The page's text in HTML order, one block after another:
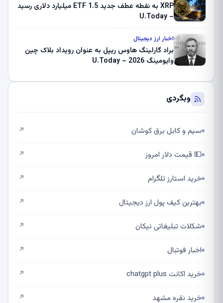
XRP به نقطه عطف جدید ETF 1.5 میلیارد دلاری رسید
– U.Today
اخبار ارز دیجیتال
براد گارلینگ هاوس ریپل به عنوان رویداد بلاک چین
وایومینگ 2026 – U.Today
وبگردی
سیم و کابل برق کوشان ↗
💵 قیمت دلار امروز ↗
خرید استارز تلگرام ↗
بهترین کیف پول ارز دیجیتال ↗
شکلات تبلیغاتی نیکان ↗
اخبار فوتبال ↗
خرید اکانت chatgpt plus ↗
خرید نقره مشهد ↗